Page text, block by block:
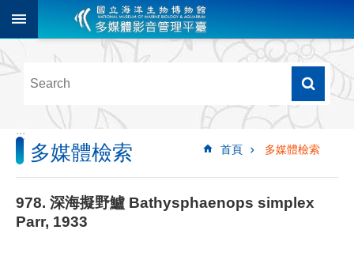
跳到主要內容區塊
階
尋
多
媒
檢
索
:::
首頁 多媒體檢索
多媒體檢索
978. 深海擬野鱸 Bathysphaenops simplex
Parr, 1933